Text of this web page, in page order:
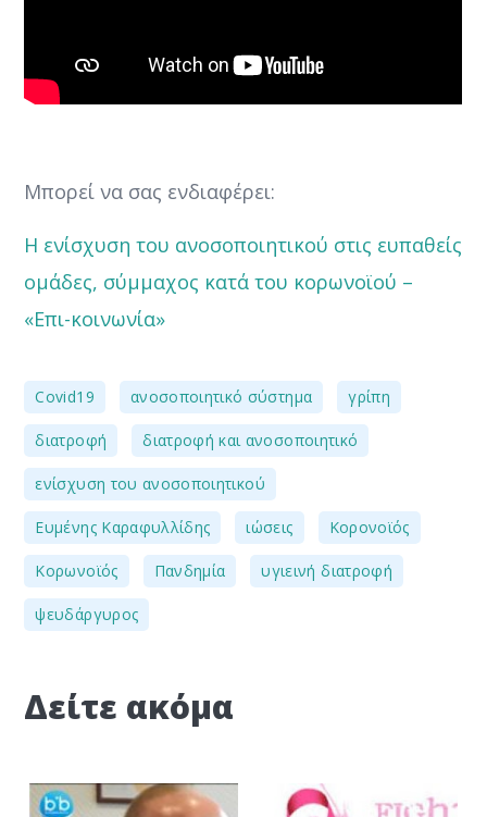
Μπορεί να σας ενδιαφέρει:
Η ενίσχυση του ανοσοποιητικού στις ευπαθείς
ομάδες, σύμμαχος κατά του κορωνοϊού –
«Επι-κοινωνία»
Covid19 ανοσοποιητικό σύστημα γρίπη
διατροφή διατροφή και ανοσοποιητικό
ενίσχυση του ανοσοποιητικού
Ευμένης Καραφυλλίδης ιώσεις Κορονοϊός
Κορωνοϊός Πανδημία υγιεινή διατροφή
ψευδάργυρος
Δείτε ακόμα